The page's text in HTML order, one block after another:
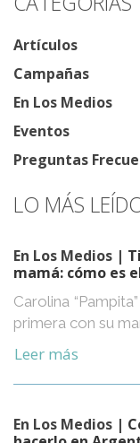
Artículos
Campañas
En Los Medios
Eventos
Preguntas
LO MÁS
En Los Medios |
mamá: cómo es
Carolina
primera con su
Leer más
En Los Medios |